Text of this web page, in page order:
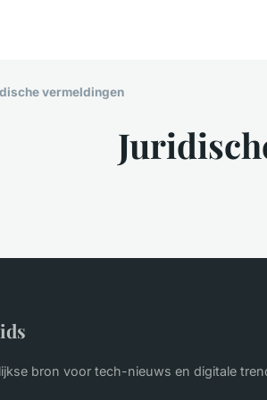
vermeldingen
bron voor tech-nieuws en digitale